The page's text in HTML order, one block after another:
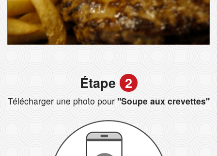
Étape 2
Télécharger une photo pour"Soupe aux crevettes"